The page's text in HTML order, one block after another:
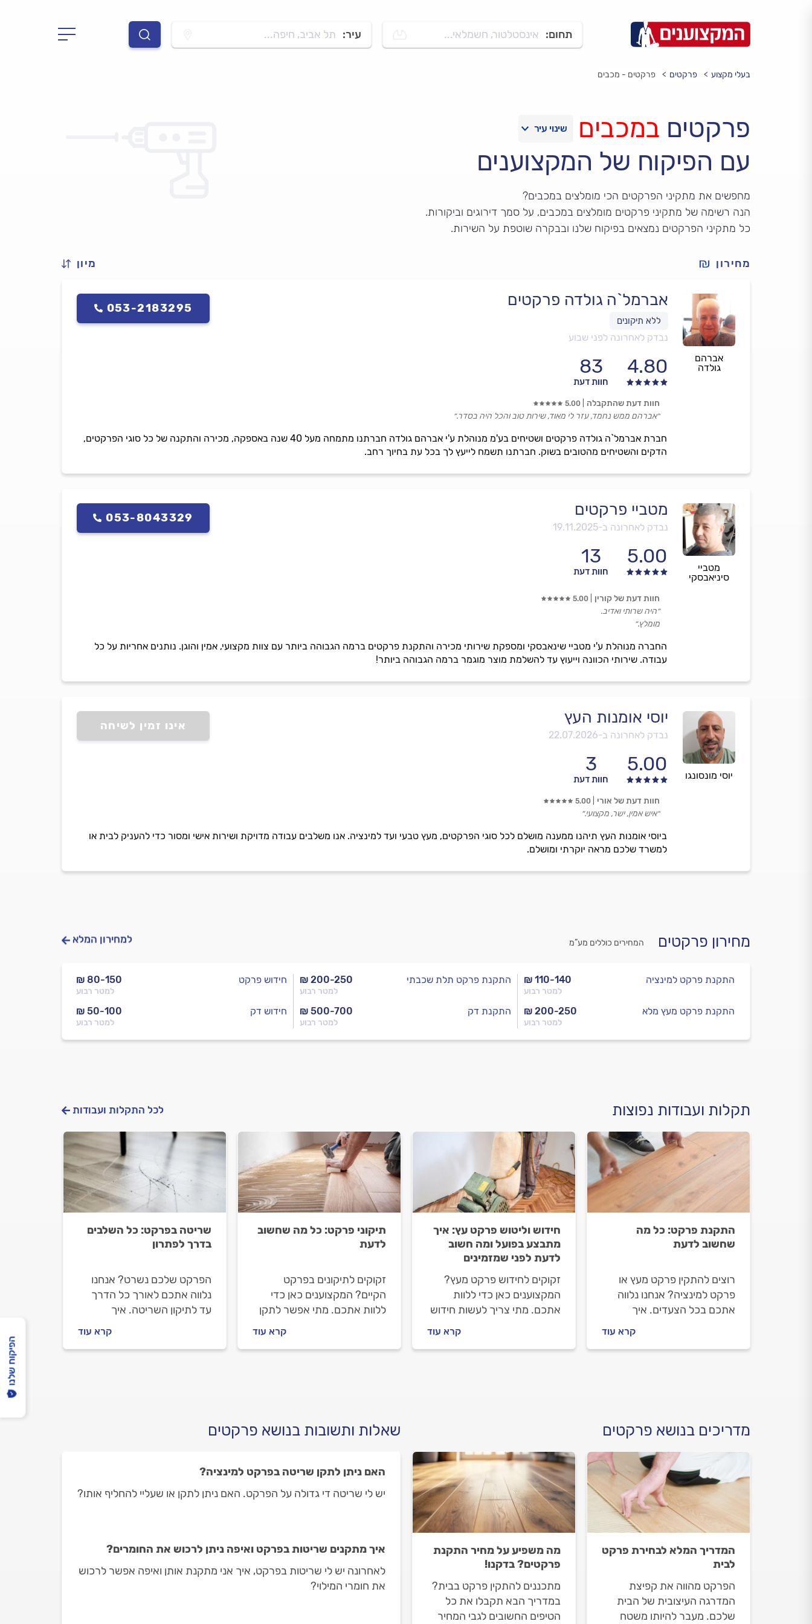
תחום: אינסטלטור, חשמלאי... עיר: תל אביב, חיפה...
בעלי מקצוע פרקטים פרקטים - מכבים
פרקטים במכבים
עם הפיקוח של המקצוענים
מחפשים את מתקיני הפרקטים הכי מומלצים במכבים?
הנה רשימה של מתקיני פרקטים מומלצים במכבים, על סמך דירוגים וביקורות.
כל מתקיני הפרקטים נמצאים בפיקוח שלנו ובבקרה שוטפת על השירות.
מחירון מיון
אברהם
גולדה
אברמל`ה גולדה פרקטים
נבדק לאחרונה לפני שבוע
4.80
83
חוות דעת
053-2183295
חברת אברמל`ה גולדה פרקטים ושטיחים בע'מ מנוהלת ע'י אברהם גולדה חברתנו מתמחה מעל 40 שנה באספקה, מכירה והתקנה של כל סוגי הפרקטים,
הדקים והשטיחים מהטובים בשוק. חברתנו תשמח לייעץ לך בכל עת בחיוך רחב.
חוות דעת שהתקבלה 5.00
״אברהם ממש נחמד, עזר לי מאוד, שירות טוב והכל היה בסדר.״
מטביי
סיניאבסקי
מטביי פרקטים
נבדק לאחרונה ב-19.11.2025
5.00
13
חוות דעת
053-8043329
החברה מנוהלת ע'י מטביי שינאבסקי ומספקת שירותי מכירה והתקנת פרקטים ברמה הגבוהה ביותר עם צוות מקצועי, אמין והוגן. נותנים אחריות על כל
עבודה. שירותי הכוונה וייעוץ עד להשלמת מוצר מוגמר ברמה הגבוהה ביותר!
חוות דעת של קורין 5.00
״היה שרותי ואדיב.
מומלץ.״
יוסי מונסונגו
יוסי אומנות העץ
נבדק לאחרונה ב-22.07.2026
5.00
3
חוות דעת
אינו זמין לשיחה
ביוסי אומנות העץ תיהנו ממענה מושלם לכל סוגי הפרקטים, מעץ טבעי ועד למינציה. אנו משלבים עבודה מדויקת ושירות אישי ומסור כדי להעניק לבית או
למשרד שלכם מראה יוקרתי ומושלם.
חוות דעת של אורי 5.00
״איש אמין, ישר, מקצועי.״
מחירון פרקטים המחירים כוללים מע”מ למחירון המלא
₪ 110-140
למטר רבוע
התקנת פרקט למינציה
₪ 200-250
למטר רבוע
התקנת פרקט מעץ מלא
₪ 200-250
למטר רבוע
התקנת פרקט תלת שכבתי
₪ 500-700
למטר רבוע
התקנת דק
₪ 80-150
למטר רבוע
חידוש פרקט
₪ 50-100
למטר רבוע
חידוש דק
תקלות ועבודות נפוצות לכל התקלות ועבודות
התקנת פרקט: כל מה
שחשוב לדעת
רוצים להתקין פרקט מעץ או
פרקט למינציה? אנחנו נלווה
אתכם בכל הצעדים. איך
עם מתקין הפרקטים וכמה זה
יעלה לכם? התשובות לפניכם.
קרא עוד
חידוש וליטוש פרקט עץ: איך
מתבצע בפועל ומה חשוב
לדעת לפני שמזמינים
זקוקים לחידוש פרקט מעץ?
המקצוענים כאן כדי ללוות
אתכם. מתי צריך לעשות חידוש
מתנהלים מול מתקין הפרקטים
וכמה עולה חידוש פרקט? כל
קרא עוד
תיקוני פרקט: כל מה שחשוב
לדעת
זקוקים לתיקונים בפרקט
הקיים? המקצוענים כאן כדי
ללוות אתכם. מתי אפשר לתקן
להיעזר בבעל מקצוע כולל, איך
מתנהלים מול וכמה זה יעלה?
קרא עוד
שריטה בפרקט: כל השלבים
בדרך לפתרון
הפרקט שלכם נשרט? אנחנו
נלווה אתכם לאורך כל הדרך
עד לתיקון השריטה. איך
מתחילים.
קרא עוד
מדריכים בנושא פרקטים
המדריך המלא לבחירת פרקט
לבית
הפרקט מהווה את קפיצת
המדרגה העיצובית של הבית
שלכם. מעבר להיותו משטח
מה משפיע על מחיר התקנת
פרקטים? בדקנו!
מתכננים להתקין פרקט בבית?
במדריך הבא תקבלו את כל
הטיפים החשובים לגבי המחיר
שאלות ותשובות בנושא פרקטים
האם ניתן לתקן שריטה בפרקט למינציה?
יש לי שריטה די גדולה על הפרקט. האם ניתן לתקן או שעליי להחליף אותו?
איך מתקנים שריטות בפרקט ואיפה ניתן לרכוש את החומרים?
לאחרונה יש לי שריטות בפרקט, איך אני מתקנת אותן ואיפה אפשר לרכוש
את חומרי המילוי?
הפיקוח שלנו